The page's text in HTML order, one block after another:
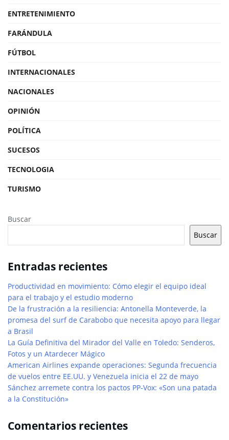
ENTRETENIMIENTO
FARÁNDULA
FÚTBOL
INTERNACIONALES
NACIONALES
OPINIÓN
POLÍTICA
SUCESOS
TECNOLOGIA
TURISMO
Buscar
Buscar
Entradas recientes
Productividad en movimiento: Cómo elegir el equipo ideal
para el trabajo y el estudio moderno
De la frustración a la resiliencia: Antonella Monteverde, la
promesa del surf de Carabobo que necesita apoyo para llegar
a Brasil
La Guía Definitiva del Mirador del Valle en Toledo: Senderos,
Fotos y un Atardecer Mágico
American Airlines expande operaciones: Segunda frecuencia
de vuelos entre EE.UU. y Venezuela inicia el 22 de mayo
Sánchez arremete contra los pactos PP-Vox: «Son una patada
a la Constitución»
Comentarios recientes